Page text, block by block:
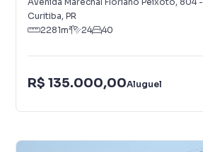
Curitiba, PR
2281m² 24 40
R$ 135.000,00Aluguel